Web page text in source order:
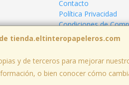
tienda.eltinteropapeleros.com
y de terceros para mejorar
o bien conocer cómo
Contacto
Política Privacidad
Condiciones de